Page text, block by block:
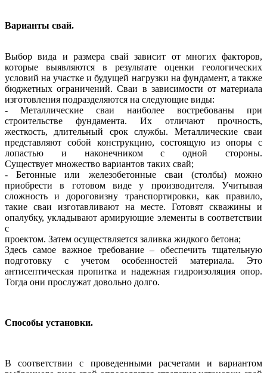
Варианты свай.
Выбор вида и размера свай зависит от многих факторов,
которые выявляются в результате оценки геологических
условий на участке и будущей нагрузки на фундамент, а также
бюджетных ограничений. Сваи в зависимости от материала
изготовления подразделяются на следующие виды:
- Металлические сваи наиболее востребованы при
строительстве фундамента. Их отличают прочность,
жесткость, длительный срок службы. Металлические сваи
представляют собой конструкцию, состоящуюиз опоры с
лопастью и наконечником с одной стороны.
Существует множество вариантов таких свай;
- Бетонные или железобетонные сваи (столбы) можно
приобрести в готовом виде у производителя. Учитывая
сложность и дороговизну транспортировки, как правило,
такие сваи изготавливают на месте. Готовят скважины и
опалубку, укладывают армирующие элементы в соответствии
с
проектом. Затем осуществляется заливка жидкого бетона;
Здесь самое важное требование – обеспечить тщательную
подготовку с учетом особенностей материала. Это
антисептическая пропитка и надежнаягидроизоляция опор.
Тогда они прослужат довольно долго.
Способы установки.
В соответствии с проведенными расчетами и вариантом